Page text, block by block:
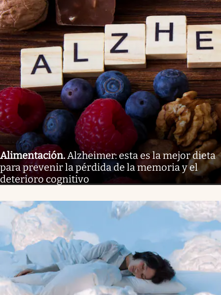
Alimentación.Alzheimer: esta es la mejor dieta
para prevenir la pérdida de la memoria y el
deterioro cognitivo